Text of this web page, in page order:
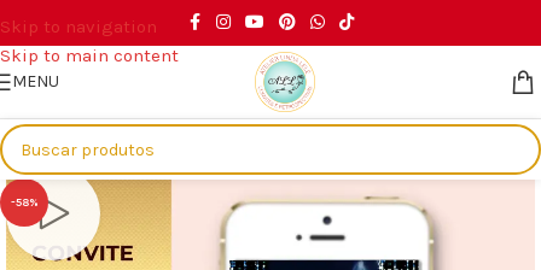
Skip to navigation
Skip to main content
MENU
Início/Eventos/Adultos
-58%